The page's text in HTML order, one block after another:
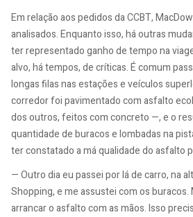
Em relação aos pedidos da CCBT,
analisados. Enquanto isso, há outras
ter representado ganho de tempo na
alvo, há tempos, de críticas. É comum
longas filas nas estações e veículos
corredor foi pavimentado com asfalto
dos outros, feitos com concreto —, e o
quantidade de buracos e lombadas na
ter constatado a má qualidade do asfalto
— Outro dia eu passei por lá de carro, na
Shopping, e me assustei com os
arrancar o asfalto com as mãos. Isso